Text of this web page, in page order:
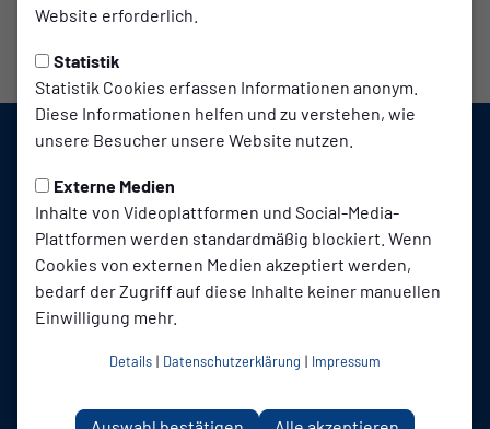
Website erforderlich.
Statistik
Statistik Cookies erfassen Informationen anonym.
Diese Informationen helfen und zu verstehen, wie
unsere Besucher unsere Website nutzen.
Externe Medien
Inhalte von Videoplattformen und Social-Media-
Plattformen werden standardmäßig blockiert. Wenn
Cookies von externen Medien akzeptiert werden,
bedarf der Zugriff auf diese Inhalte keiner manuellen
Einwilligung mehr.
Details | Datenschutzerklärung | Impressum
SC TuB Mussum 1926 auf Social Media folgen